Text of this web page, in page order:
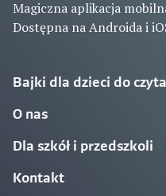
Magiczna aplikacja
Dostępna na Androida i
Bajki dla dzieci do
O nas
Dla szkół i przedszkoli
Kontakt